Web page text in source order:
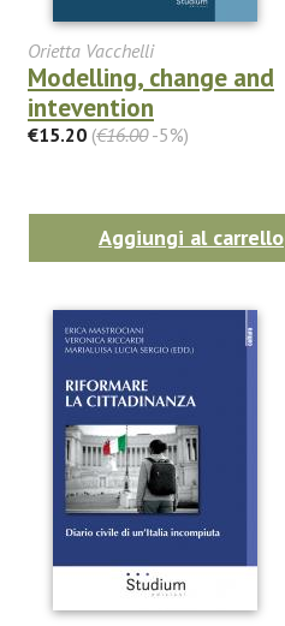
Orietta Vacchelli
Modelling, change and
intevention
€15.20 (€16.00-5%)
Aggiungi al carrello